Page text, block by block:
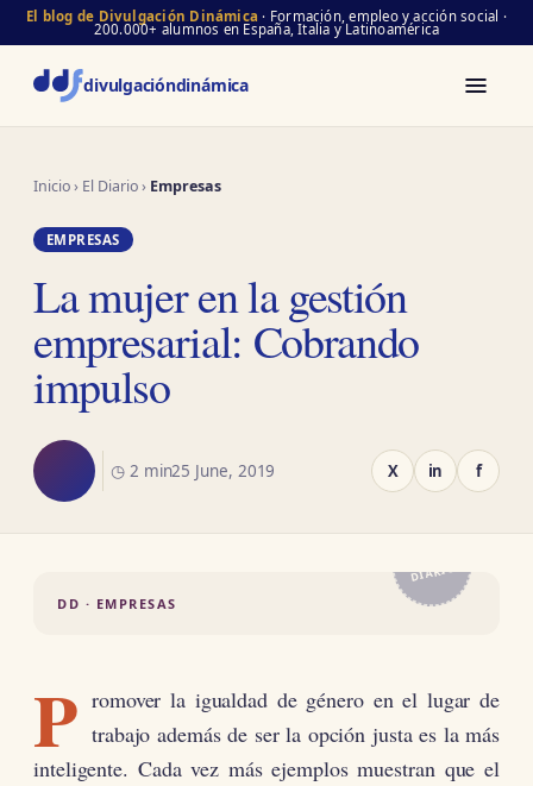
El blog de Divulgación Dinámica · Formación, empleo y acción social ·
200.000+ alumnos en España, Italia y Latinoamérica
divulgacióndinámica
Inicio› El Diario› Empresas
EMPRESAS
La mujer en la gestión
empresarial: Cobrando
impulso
◷ 2 min25 June, 2019 X in f
DD · EMPRESAS
DIARIO
P romover la igualdad de género en el lugar de
trabajo además de ser la opción justa es la más
inteligente. Cada vez más ejemplos muestran que el